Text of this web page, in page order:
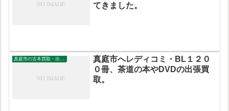
てきました。
真庭市へレディコミ・BL１２０
０冊、茶道の本やDVDの出張買
取。